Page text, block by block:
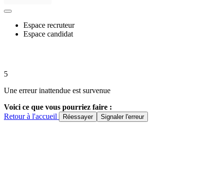
Espace recruteur
Espace candidat
5
Une erreur inattendue est survenue
Voici ce que vous pourriez faire :
Retour à l'accueil
Réessayer Signaler l'erreur